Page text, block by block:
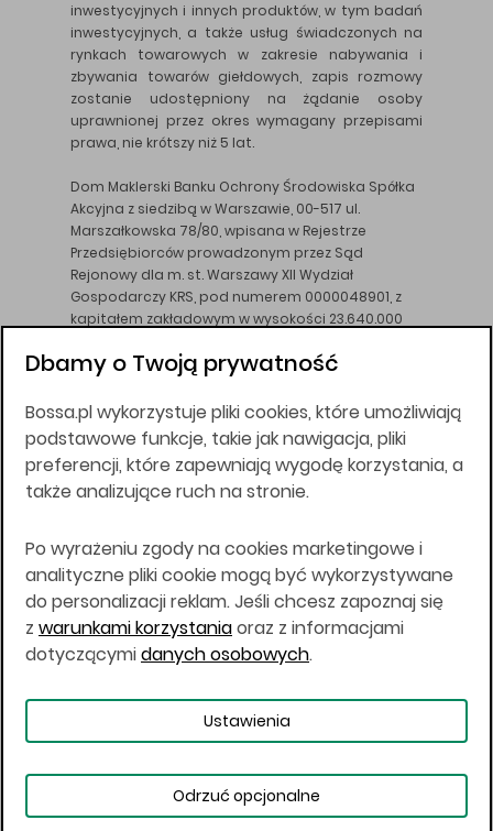
inwestycyjnych i innych produktów, w tym badań
inwestycyjnych, a także usług świadczonych na
rynkach towarowych w zakresie nabywania i
zbywania towarów giełdowych, zapis rozmowy
zostanie udostępniony na żądanie osoby
uprawnionej przez okres wymagany przepisami
prawa, nie krótszy niż 5 lat.
Dom Maklerski Banku Ochrony Środowiska Spółka
Akcyjna z siedzibą w Warszawie, 00-517 ul.
Marszałkowska 78/80, wpisana w Rejestrze
Przedsiębiorców prowadzonym przez Sąd
Rejonowy dla m. st. Warszawy XII Wydział
Gospodarczy KRS, pod numerem 0000048901, z
kapitałem zakładowym w wysokości 23.640.000
DM BOŚ działa na podstawie zezwolenia KNF z dnia
Wszelkie informacje na niniejszej stronie w tym
informacje o produktach inwestycyjnych nie są
kierowane do osób mających miejsce
zamieszkania lub pobytu w Stanach
Japonii, ani w dowolnej innej jurysdykcji, w której
taki materiał byłby sprzeczny z prawem lub w
których zgodne z prawem nabycie produktów
inwestycyjnych nie jest możliwe lub w której nie
jest możliwe złożenie oferty. Prawa obowiązujące
w danej jurysdykcji określają, czy jest możliwe
nabycie poszczególnych produktów
Copyright © 2026 BOŚ | BOSSA.PL
Warunki korzystania
Dane osobowe
Dbamy o Twoją prywatność
Bossa.pl wykorzystuje pliki cookies, które umożliwiają
podstawowe funkcje, takie jak nawigacja, pliki
preferencji, które zapewniają wygodę korzystania, a
także analizujące ruch na stronie.
Po wyrażeniu zgody na cookies marketingowe i
analityczne pliki cookie mogą być wykorzystywane
do personalizacji reklam. Jeśli chcesz zapoznaj się
z warunkami korzystaniaoraz z informacjami
dotyczącymidanych osobowych.
Ustawienia
Odrzuć opcjonalne